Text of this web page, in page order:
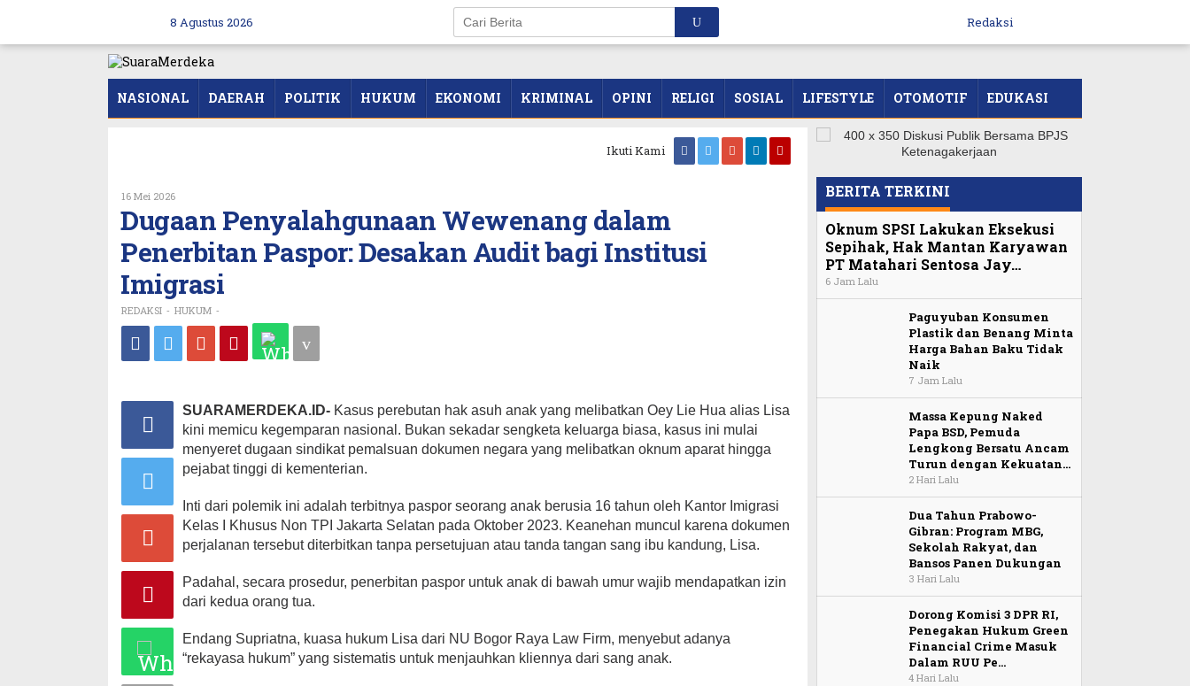
8 Agustus 2026 Redaksi
NASIONAL DAERAH POLITIK HUKUM EKONOMI KRIMINAL OPINI RELIGI SOSIAL LIFESTYLE OTOMOTIF EDUKASI
Ikuti Kami
16 Mei 2026Oleh
Dugaan Penyalahgunaan Wewenang dalam
Penerbitan Paspor: Desakan Audit bagi Institusi
Imigrasi
REDAKSI - HUKUM -
SUARAMERDEKA.ID- Kasus perebutan hak asuh anak yang melibatkan Oey Lie Hua alias Lisa
kini memicu kegemparan nasional. Bukan sekadar sengketa keluarga biasa, kasus ini mulai
menyeret dugaan sindikat pemalsuan dokumen negara yang melibatkan oknum aparat hingga
pejabat tinggi di kementerian.
Inti dari polemik ini adalah terbitnya paspor seorang anak berusia 16 tahun oleh Kantor Imigrasi
Kelas I Khusus Non TPI Jakarta Selatan pada Oktober 2023. Keanehan muncul karena dokumen
perjalanan tersebut diterbitkan tanpa persetujuan atau tanda tangan sang ibu kandung, Lisa.
Padahal, secara prosedur, penerbitan paspor untuk anak di bawah umur wajib mendapatkan izin
dari kedua orang tua.
Endang Supriatna, kuasa hukum Lisa dari NU Bogor Raya Law Firm, menyebut adanya
“rekayasa hukum” yang sistematis untuk menjauhkan kliennya dari sang anak.
BERITA TERKINI
Oknum SPSI Lakukan Eksekusi
Sepihak, Hak Mantan Karyawan
PT Matahari Sentosa Jay…
6 Jam Lalu
Paguyuban Konsumen
Plastik dan Benang Minta
Harga Bahan Baku Tidak
Naik
7 Jam Lalu
Massa Kepung Naked
Papa BSD, Pemuda
Lengkong Bersatu Ancam
Turun dengan Kekuatan…
2 Hari Lalu
Dua Tahun Prabowo-
Gibran: Program MBG,
Sekolah Rakyat, dan
Bansos Panen Dukungan
3 Hari Lalu
Dorong Komisi 3 DPR RI,
Penegakan Hukum Green
Financial Crime Masuk
Dalam RUU Pe…
4 Hari Lalu